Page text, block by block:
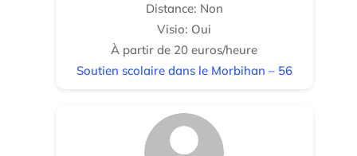
Distance: Non
Visio: Oui
À partir de 20 euros/heure
Soutien scolaire dans le Morbihan – 56